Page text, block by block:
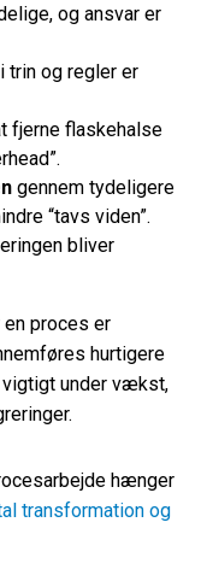
og ansvar er
trin og regler er
fjerne flaskehalse
gennem tydeligere
“tavs viden”.
bliver
proces er
hurtigere
vigtigt under vækst,
hænger
transformation og